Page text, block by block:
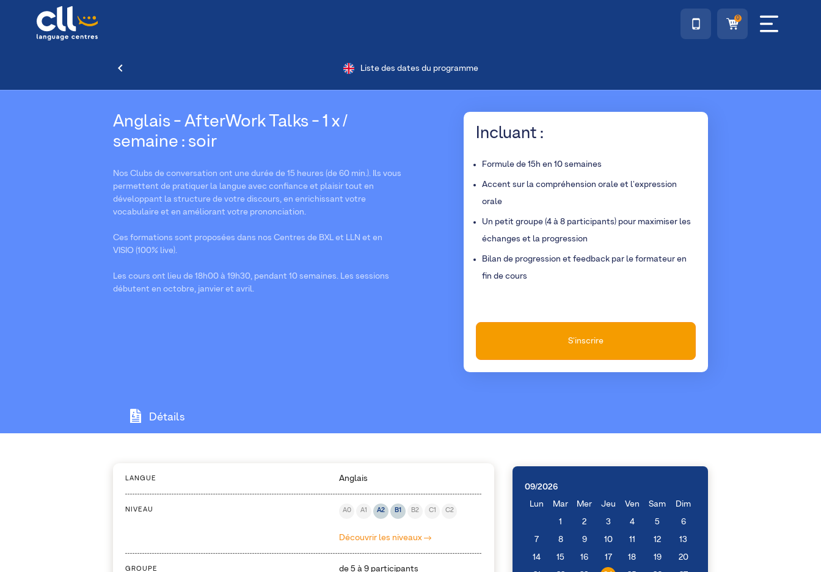
0
Liste des dates du programme
Anglais - AfterWork Talks - 1 x /
semaine : soir
Nos Clubs de conversation ont une durée de 15 heures (de 60 min.). Ils vous
permettent de pratiquer la langue avec confiance et plaisir tout en
développant la structure de votre discours, en enrichissant votre
vocabulaire et en améliorant votre prononciation.
Ces formations sont proposées dans nos Centres de BXL et LLN et en
VISIO (100% live).
Les cours ont lieu de 18h00 à 19h30, pendant 10 semaines. Les sessions
débutent en octobre, janvier et avril.
Incluant :
Formule de 15h en 10 semaines
Accent sur la compréhension orale et l'expression
orale
Un petit groupe (4 à 8 participants) pour maximiser les
échanges et la progression
Bilan de progression et feedback par le formateur en
fin de cours
S'inscrire
Détails
LANGUE Anglais
NIVEAU A0 A1 A2 B1 B2 C1 C2
Découvrir les niveaux
GROUPE de 5 à 9 participants
09/2026
Lun
Mar Mer Jeu Ven Sam Dim
1 2 3 4 5 6
7 8 9 10 11 12 13
14 15 16 17 18 19 20